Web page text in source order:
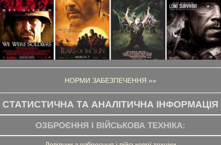
НОРМИ ЗАБЕЗПЕЧЕННЯ »»
СТАТИСТИЧНА ТА АНАЛІТИЧНА ІНФОРМАЦІЯ
ОЗБРОЄННЯ І ВІЙСЬКОВА ТЕХНІКА: